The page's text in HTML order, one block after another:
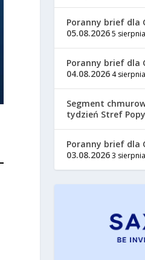
Poranny brief dla
05.08.20265
Poranny brief dla
04.08.2026 4
Segment
tydzień Stref
Poranny brief dla
03.08.20263